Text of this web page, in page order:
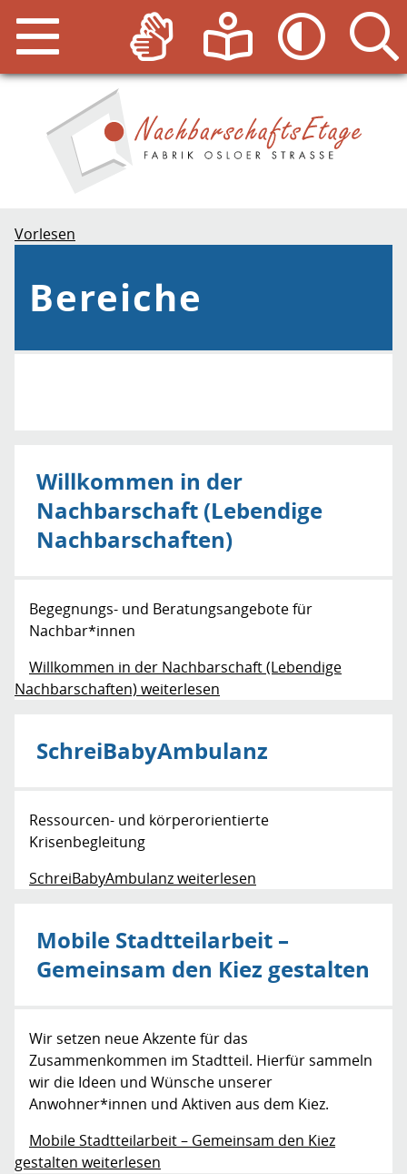
Vorlesen
Bereiche
Willkommen in der
Nachbarschaft (Lebendige
Nachbarschaften)
Begegnungs- und Beratungsangebote für
Nachbar*innen
Willkommen in der Nachbarschaft (Lebendige
Nachbarschaften) weiterlesen
SchreiBabyAmbulanz
Ressourcen- und körperorientierte
Krisenbegleitung
SchreiBabyAmbulanz weiterlesen
Mobile Stadtteilarbeit –
Gemeinsam den Kiez gestalten
Wir setzen neue Akzente für das
Zusammenkommen im Stadtteil. Hierfür sammeln
wir die Ideen und Wünsche unserer
Anwohner*innen und Aktiven aus dem Kiez.
Mobile Stadtteilarbeit – Gemeinsam den Kiez
gestalten weiterlesen